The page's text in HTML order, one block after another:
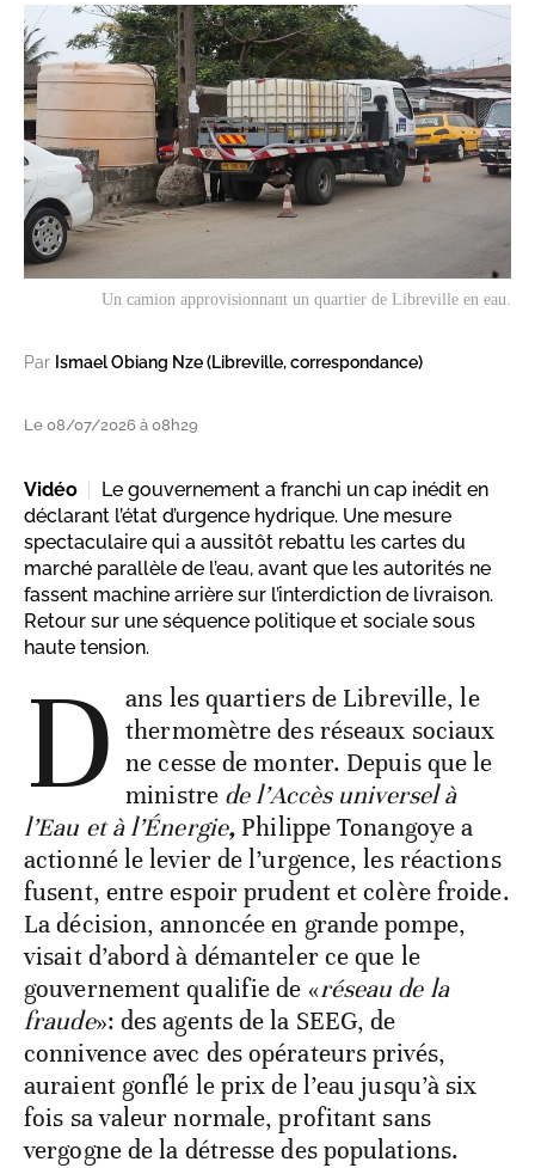
Un camion approvisionnant un quartier de Libreville en eau.
Par Ismael Obiang Nze (Libreville, correspondance)
Le 08/07/2026 à 08h29
Vidéo
Le gouvernement a franchi un cap inédit en
déclarant l’état d’urgence hydrique. Une mesure
spectaculaire qui a aussitôt rebattu les cartes du
marché parallèle de l’eau, avant que les autorités ne
fassent machine arrière sur l’interdiction de livraison.
Retour sur une séquence politique et sociale sous
haute tension.
D ans les quartiers de Libreville, le
thermomètre des réseaux sociaux
ne cesse de monter. Depuis que le
ministre de l’Accès universel à
l’Eau et à l’Énergie, Philippe Tonangoye a
actionné le levier de l’urgence, les réactions
fusent, entre espoir prudent et colère froide.
La décision, annoncée en grande pompe,
visait d’abord à démanteler ce que le
gouvernement qualifie de «réseau de la
fraude»: des agents de la SEEG, de
connivence avec des opérateurs privés,
auraient gonflé le prix de l’eau jusqu’à six
fois sa valeur normale, profitant sans
vergogne de la détresse des populations.